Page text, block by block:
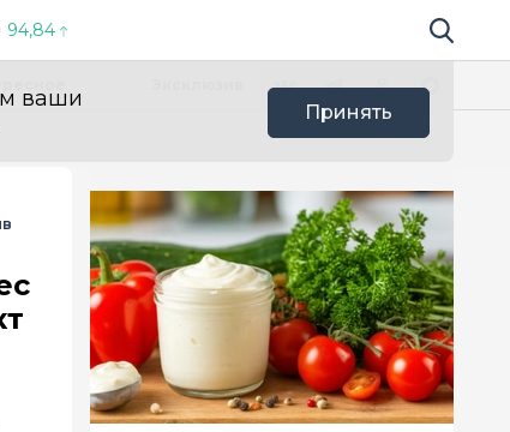
94,84 Поиск по
ваши
Принять